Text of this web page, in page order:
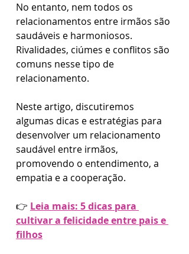
No entanto, nem todos os
relacionamentos entre irmãos são
saudáveis e harmoniosos.
Rivalidades, ciúmes e conflitos são
comuns nesse tipo de
relacionamento.
Neste artigo, discutiremos
algumas dicas e estratégias para
desenvolver um relacionamento
saudável entre irmãos,
promovendo o entendimento, a
empatia e a cooperação.
👉 Leia mais: 5 dicas para
cultivar a felicidade entre pais e
filhos